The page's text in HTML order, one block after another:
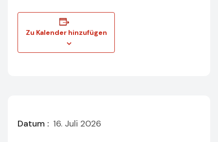
Zu Kalender hinzufügen
Datum : 16. Juli 2026